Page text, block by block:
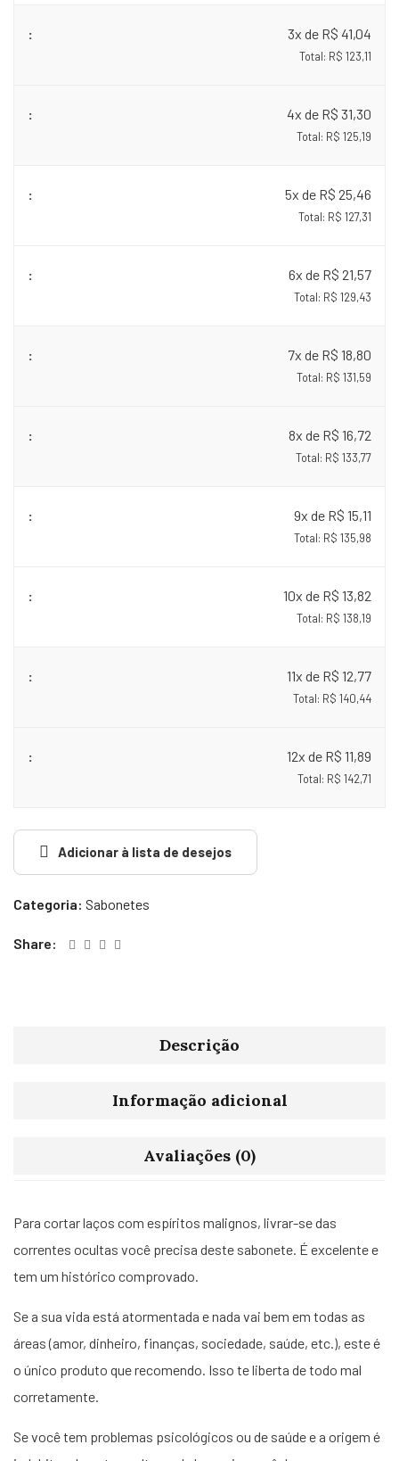
3x de R$ 41,04
Total: R$ 123,11
4x de R$ 31,30
Total: R$ 125,19
5x de R$ 25,46
Total: R$ 127,31
6x de R$ 21,57
Total: R$ 129,43
7x de R$ 18,80
Total: R$ 131,59
8x de R$ 16,72
Total: R$ 133,77
9x de R$ 15,11
Total: R$ 135,98
10x de R$ 13,82
Total: R$ 138,19
11x de R$ 12,77
Total: R$ 140,44
12x de R$ 11,89
Total: R$ 142,71
Adicionar à lista de desejos
Categoria: Sabonetes
Share:
Descrição
Informação adicional
Avaliações (0)
Para cortar laços com espíritos malignos, livrar-se das
correntes ocultas você precisa deste sabonete. É excelente e
tem um histórico comprovado.
Se a sua vida está atormentada e nada vai bem em todas as
áreas (amor, dinheiro, finanças, sociedade, saúde, etc.), este é
o único produto que recomendo. Isso te liberta de todo mal
corretamente.
Se você tem problemas psicológicos ou de saúde e a origem é